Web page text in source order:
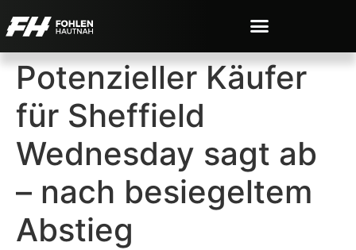
Potenzieller Käufer
für Sheffield
Wednesday sagt ab
– nach besiegeltem
Abstieg